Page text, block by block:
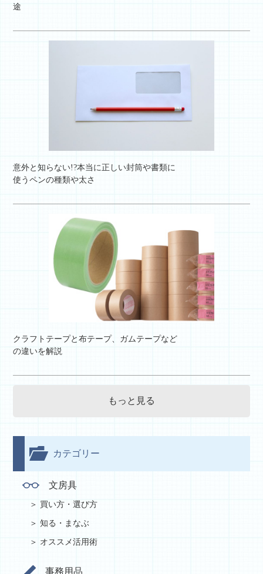
途
意外と知らない!?本当に正しい封筒や書類に
使うペンの種類や太さ
クラフトテープと布テープ、ガムテープなど
の違いを解説
もっと見る
カテゴリー
文房具
買い方・選び方
知る・まなぶ
オススメ活用術
事務用品